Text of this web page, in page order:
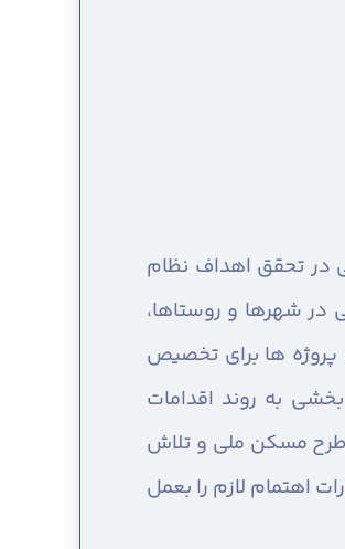
در تحقق اهداف نظام
در شهرها و روستاها،
پروژه ها برای تخصیص
به روند اقدامات
طرح مسکن ملی و تلاش
اهتمام لازم را بعمل